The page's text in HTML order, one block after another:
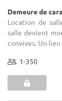
Demeure de
Location de
salle devient
convives. Un
1-350